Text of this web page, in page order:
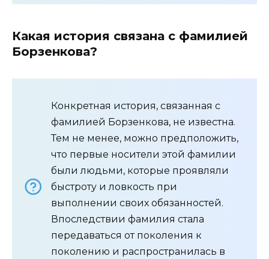
Какая история связана с фамилией
Борзенкова?
Конкретная история, связанная с
фамилией Борзенкова, не известна.
Тем не менее, можно предположить,
что первые носители этой фамилии
были людьми, которые проявляли
быстроту и ловкость при
выполнении своих обязанностей.
Впоследствии фамилия стала
передаваться от поколения к
поколению и распространилась в